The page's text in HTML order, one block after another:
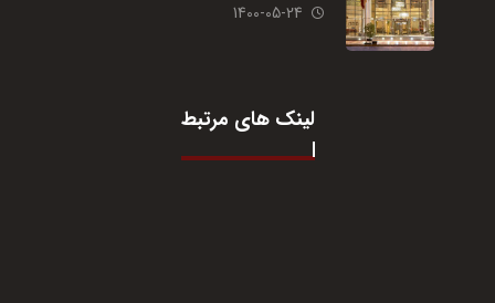
1400-05-24
لینک های مرتبط